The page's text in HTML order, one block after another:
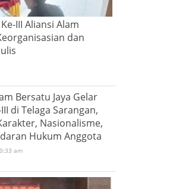
III Aliansi Alam
dan
Bersatu Jaya Gelar
di Telaga Sarangan,
Nasionalisme,
Hukum Anggota
am